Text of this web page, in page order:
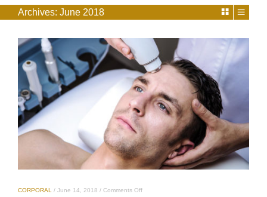
Archives: June 2018
CORPORAL / June 14, 2018 / Comments Offon